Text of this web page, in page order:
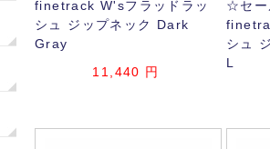
finetrack W'sフラッドラッ
シュ ジップネック Dark
Gray
11,440 円
☆セ
シュ
L